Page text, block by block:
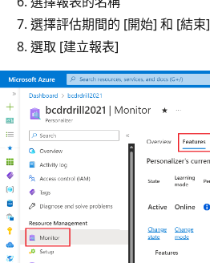
選擇評估期間的 [開始] 和 [結束]
選取 [建立報表]